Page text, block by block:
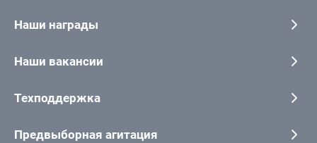
Наши награды
Наши вакансии
Техподдержка
Предвыборная агитация